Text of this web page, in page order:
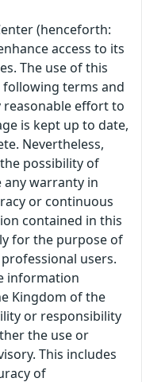
(henceforth:
access to its
The use of this
terms and
reasonable effort to
is kept up to date,
Nevertheless,
possibility of
warranty in
or continuous
contained in this
for the purpose of
users.
information
Kingdom of the
or responsibility
the use or
This includes
of